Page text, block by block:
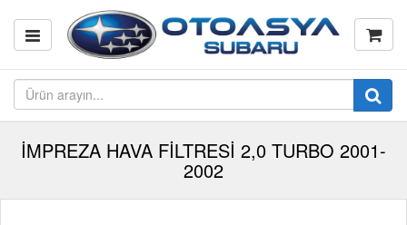
İMPREZA HAVA FİLTRESİ 2,0 TURBO 2001-
2002